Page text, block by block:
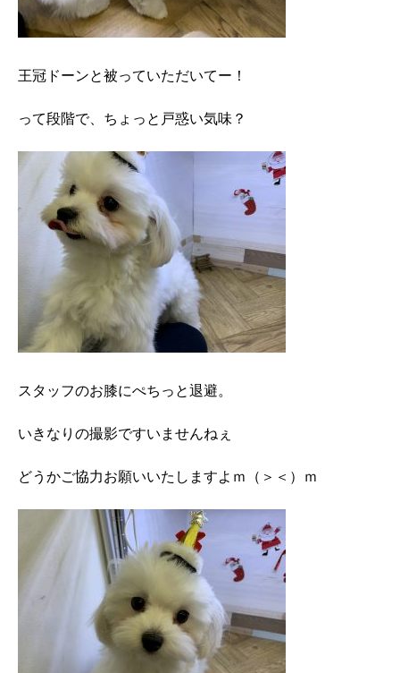
王冠ドーンと被っていただいてー！
って段階で、ちょっと戸惑い気味？
スタッフのお膝にぺちっと退避。
いきなりの撮影ですいませんねぇ
どうかご協力お願いいたしますよｍ（＞＜）ｍ